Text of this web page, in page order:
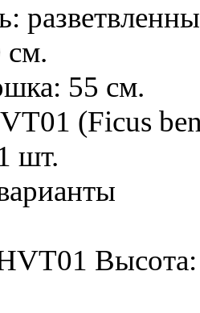
см.
55 см.
(Ficus
шт.